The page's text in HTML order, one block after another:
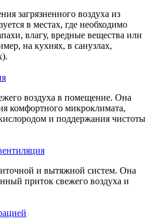
загрязненного воздуха из
в местах, где необходимо
влагу, вредные вещества или
на кухнях, в санузлах,
воздуха в помещение. Она
комфортного микроклимата,
и поддержания чистоты
и вытяжной систем. Она
приток свежего воздуха и